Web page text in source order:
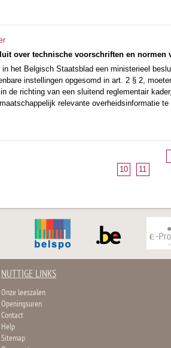
over technische voorschriften en normen
het Belgisch Staatsblad een ministerieel
instellingen opgesomd in art. 2 § 2,
de richting van een sluitend reglementair
relevante overheidsinformatie te
10
11
NUTTIGE LINKS
Onze leeszalen
Openingsuren
Contact
Help
Sitemap